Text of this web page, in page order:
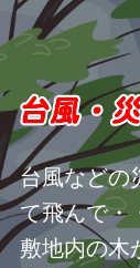
台風などの
て飛んで・
敷地内の木